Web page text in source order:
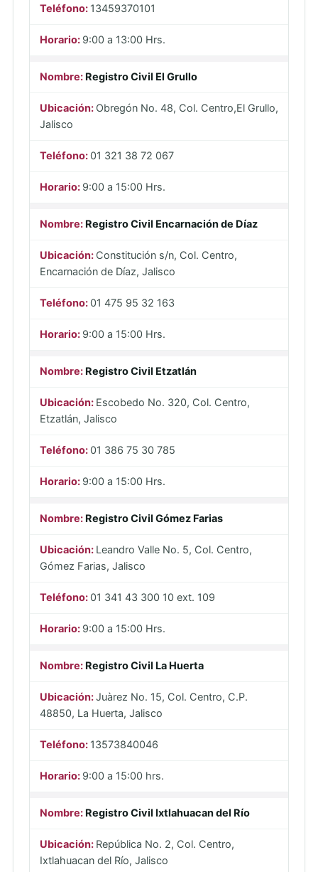
13459370101
9:00 a 13:00 Hrs.
Registro Civil El Grullo
Obregón No. 48, Col. Centro,El Grullo,
Jalisco
01 321 38 72 067
9:00 a 15:00 Hrs.
Registro Civil Encarnación de Díaz
Constitución s/n, Col. Centro,
Encarnación de Díaz, Jalisco
01 475 95 32 163
9:00 a 15:00 Hrs.
Registro Civil Etzatlán
Escobedo No. 320, Col. Centro,
Etzatlán, Jalisco
01 386 75 30 785
9:00 a 15:00 Hrs.
Registro Civil Gómez Farias
Leandro Valle No. 5, Col. Centro,
Gómez Farias, Jalisco
01 341 43 300 10 ext. 109
9:00 a 15:00 Hrs.
Registro Civil La Huerta
Juàrez No. 15, Col. Centro, C.P.
48850, La Huerta, Jalisco
13573840046
9:00 a 15:00 hrs.
Registro Civil Ixtlahuacan del Río
República No. 2, Col. Centro,
Ixtlahuacan del Río, Jalisco